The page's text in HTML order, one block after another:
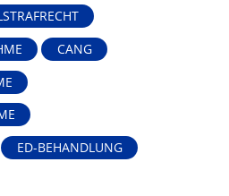
CANG
ED-BEHANDLUNG